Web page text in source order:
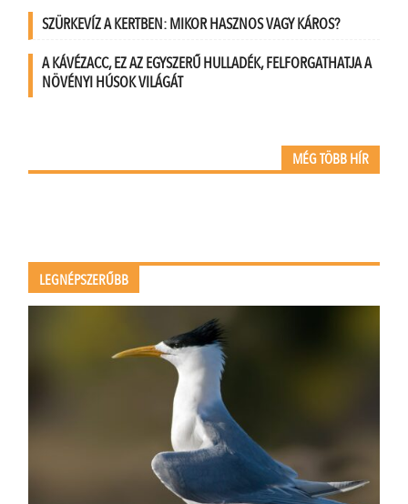
SZÜRKEVÍZ A KERTBEN: MIKOR HASZNOS VAGY KÁROS?
A KÁVÉZACC, EZ AZ EGYSZERŰ HULLADÉK, FELFORGATHATJA A
NÖVÉNYI HÚSOK VILÁGÁT
MÉG TÖBB HÍR
LEGNÉPSZERŰBB